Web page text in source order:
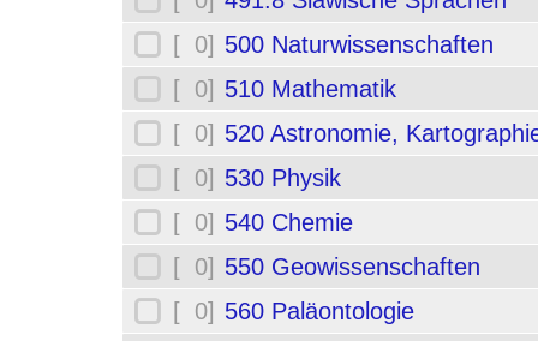
[ 0] 500 Naturwissenschaften
[ 0] 510 Mathematik
[ 0] 520 Astronomie,
[ 0] 530 Physik
[ 0] 540 Chemie
[ 0] 550 Geowissenschaften
[ 0] 560 Paläontologie